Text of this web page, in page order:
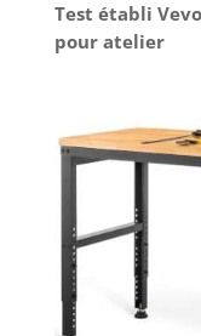
Test établi
pour atelier